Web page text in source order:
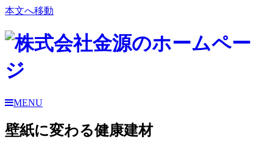
本文へ移動
MENU
壁紙に変わる健康建材